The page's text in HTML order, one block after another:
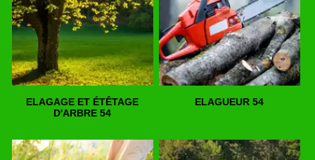
ELAGAGE ET ÉTÊTAGE
D'ARBRE 54
ELAGUEUR 54